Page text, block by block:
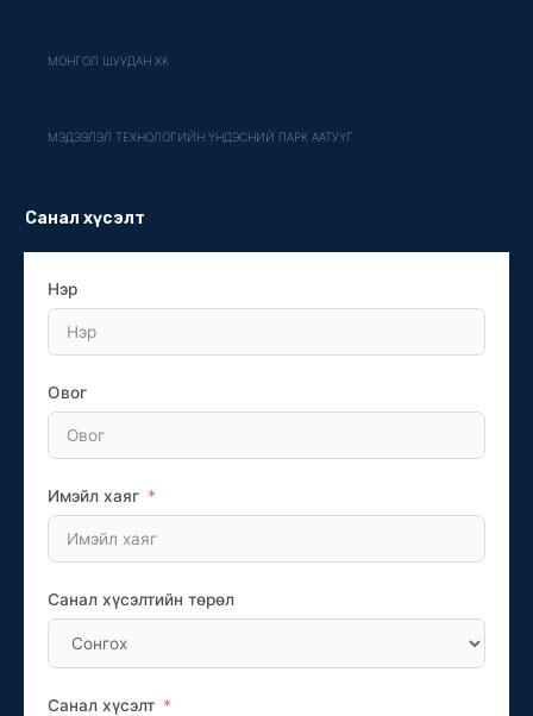
МОНГОЛ ШУУДАН ХК
МЭДЭЭЛЭЛ ТЕХНОЛОГИЙН ҮНДЭСНИЙ ПАРК ААТУҮГ
Санал хүсэлт
Нэр
Овог
Имэйл хаяг
Санал хүсэлтийн төрөл
Санал хүсэлт